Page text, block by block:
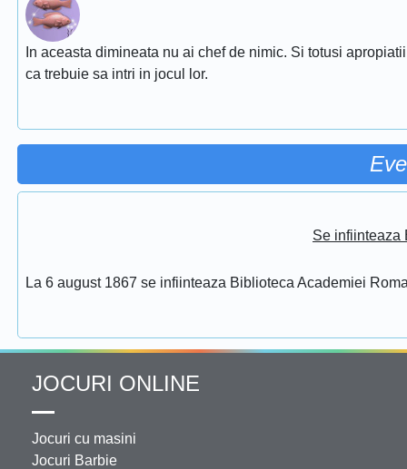
In aceasta dimineata nu ai chef de nimic. Si totusi
ca trebuie sa intri in jocul lor.
Se infiinteaza
La 6 august 1867 se infiinteaza Biblioteca Academiei
JOCURI ONLINE
Jocuri cu masini
Jocuri Barbie